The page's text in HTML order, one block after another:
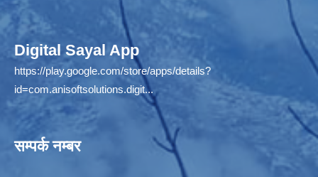
Digital Sayal App
https://play.google.com/store/apps/details?
id=com.anisoftsolutions.digit...
सम्पर्क नम्बर